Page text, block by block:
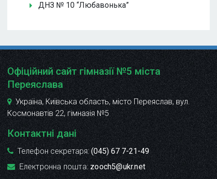
ДНЗ № 10 “Любавонька”
Офіційний сайт гімназії №5 міста
Переяслава
Україна, Київська область, місто Переяслав, вул.
Космонавтів 22, гімназія №5
Контактні дані
Телефон секретаря:(045) 67 7-21-49
Електронна пошта:zooch5@ukr.net